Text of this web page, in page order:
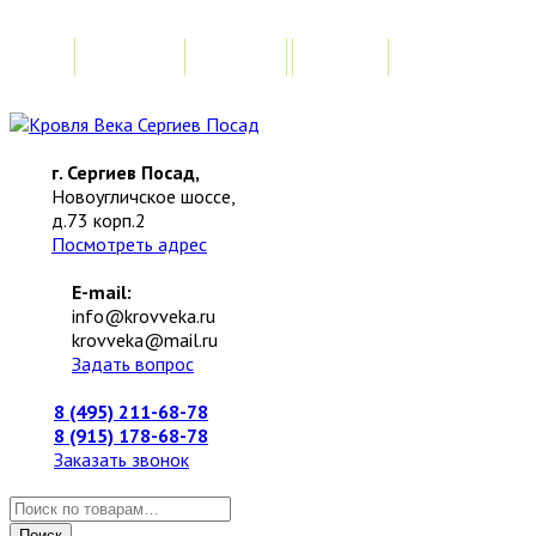
г. Сергиев Посад,
Новоугличское шоссе,
д.73 корп.2
Посмотреть адрес
E-mail:
info@krovveka.ru
krovveka@mail.ru
Задать вопрос
8 (495) 211-68-78
8 (915) 178-68-78
Заказать звонок
Искать: